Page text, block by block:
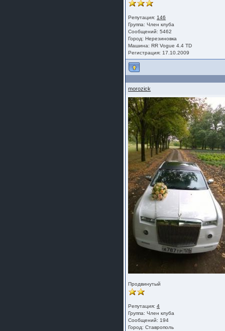
Репутация: 146
Группа:Член клуба
Сообщений: 5462
Город: Нерезиновка
Машина: RR Vogue 4.4 TD
Регистрация: 17.10.2009
morozick
Продвинутый
Репутация:4
Группа:Член клуба
Сообщений: 194
Город: Ставрополь